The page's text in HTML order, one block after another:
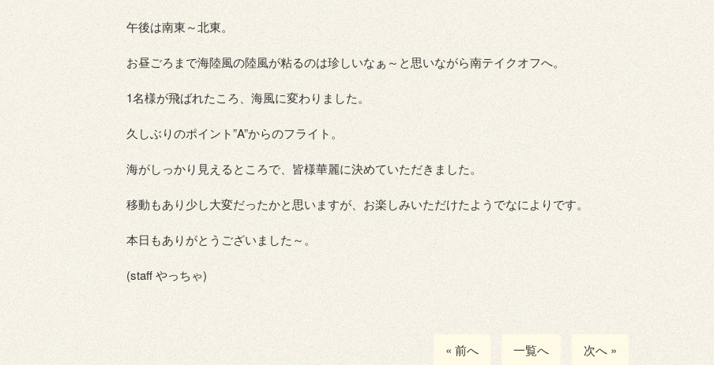
午後は南東～北東。
お昼ごろまで海陸風の陸風が粘るのは珍しいなぁ～と思いながら南テイクオフへ。
1名様が飛ばれたころ、海風に変わりました。
久しぶりのポイント”A”からのフライト。
海がしっかり見えるところで、皆様華麗に決めていただきました。
移動もあり少し大変だったかと思いますが、お楽しみいただけたようでなによりです。
本日もありがとうございました～。
(staff やっちゃ)
« 前へ 一覧へ 次へ »